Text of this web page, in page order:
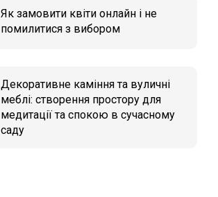
Як замовити квіти онлайн і не
помилитися з вибором
Декоративне каміння та вуличні
меблі: створення простору для
медитації та спокою в сучасному
саду